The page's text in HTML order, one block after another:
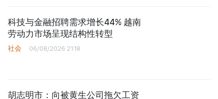
科技与金融招聘需求增长44% 越南
劳动力市场呈现结构性转型
社会 06/08/2026 21:18
胡志明市：向被黄生公司拖欠工资